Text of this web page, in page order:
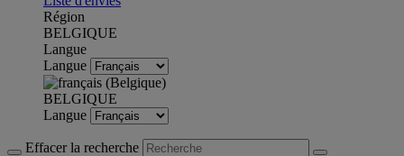
Région
BELGIQUE
Langue
Langue
BELGIQUE
Langue
Effacer la recherche